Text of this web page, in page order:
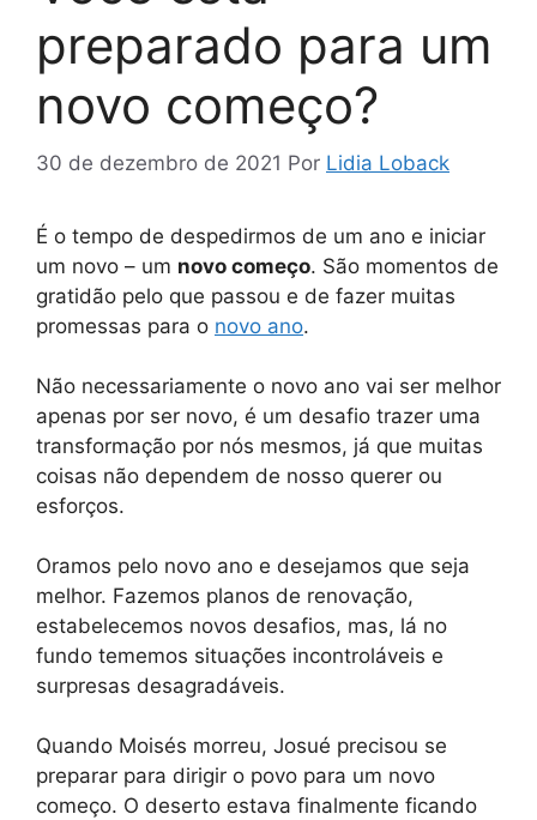
preparado para um
novo começo?
30 de dezembro de 2021 Por Lidia Loback
É o tempo de despedirmos de um ano e iniciar
um novo – um novo começo. São momentos de
gratidão pelo que passou e de fazer muitas
promessas para o novo ano.
Não necessariamente o novo ano vai ser melhor
apenas por ser novo, é um desafio trazer uma
transformação por nós mesmos, já que muitas
coisas não dependem de nosso querer ou
esforços.
Oramos pelo novo ano e desejamos que seja
melhor. Fazemos planos de renovação,
estabelecemos novos desafios, mas, lá no
fundo tememos situações incontroláveis e
surpresas desagradáveis.
Quando Moisés morreu, Josué precisou se
preparar para dirigir o povo para um novo
começo. O deserto estava finalmente ficando